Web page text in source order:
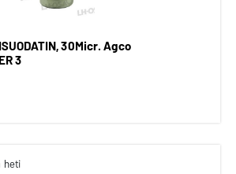
30Micr. Agco
3
heti